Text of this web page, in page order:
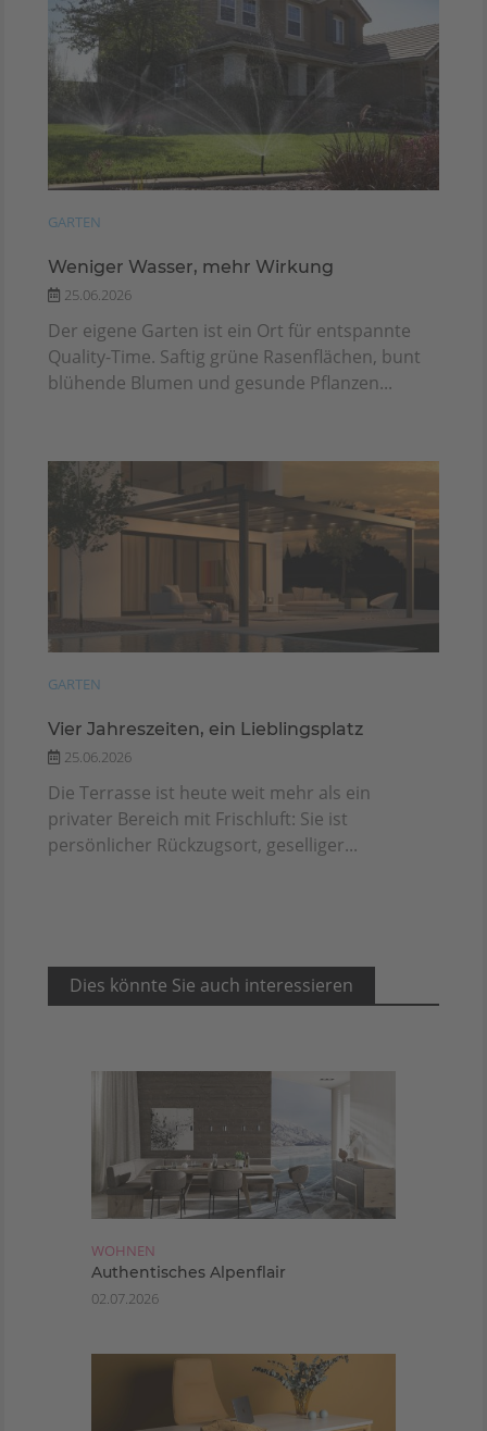
GARTEN
Weniger Wasser, mehr Wirkung
25.06.2026
Der eigene Garten ist ein Ort für entspannte
Quality-Time. Saftig grüne Rasenflächen, bunt
blühende Blumen und gesunde Pflanzen...
GARTEN
Vier Jahreszeiten, ein Lieblingsplatz
25.06.2026
Die Terrasse ist heute weit mehr als ein
privater Bereich mit Frischluft: Sie ist
persönlicher Rückzugsort, geselliger...
Dies könnte Sie auch interessieren
WOHNEN
Authentisches Alpenflair
02.07.2026